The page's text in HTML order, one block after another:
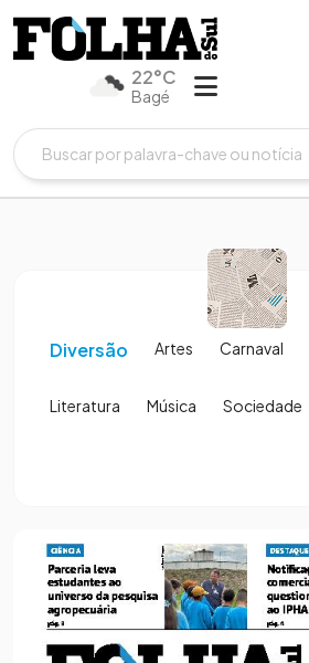
22°C
Bagé
Diversão Artes Carnaval
Literatura Música Sociedade